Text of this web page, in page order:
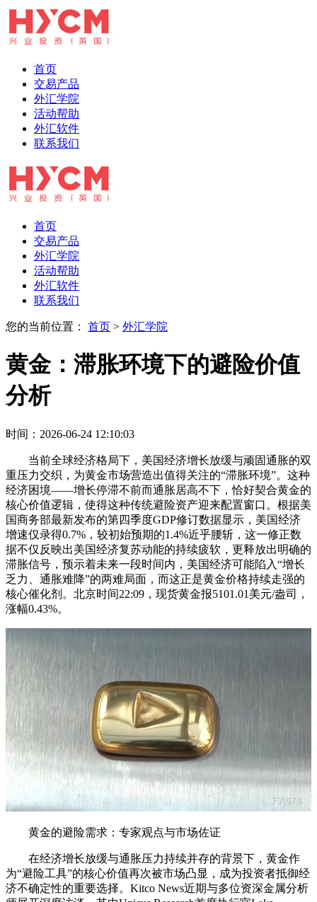
首页
交易产品
外汇学院
活动帮助
外汇软件
联系我们
首页
交易产品
外汇学院
活动帮助
外汇软件
联系我们
您的当前位置： 首页 > 外汇学院
黄金：滞胀环境下的避险价值
分析
时间：2026-06-24 12:10:03
当前全球经济格局下，美国经济增长放缓与顽固通胀的双
重压力交织，为黄金市场营造出值得关注的“滞胀环境”。这种
经济困境——增长停滞不前而通胀居高不下，恰好契合黄金的
核心价值逻辑，使得这种传统避险资产迎来配置窗口。根据美
国商务部最新发布的第四季度GDP修订数据显示，美国经济
增速仅录得0.7%，较初始预期的1.4%近乎腰斩，这一修正数
据不仅反映出美国经济复苏动能的持续疲软，更释放出明确的
滞胀信号，预示着未来一段时间内，美国经济可能陷入“增长
乏力、通胀难降”的两难局面，而这正是黄金价格持续走强的
核心催化剂。北京时间22:09，现货黄金报5101.01美元/盎司，
涨幅0.43%。
黄金的避险需求：专家观点与市场佐证
在经济增长放缓与通胀压力持续并存的背景下，黄金作
为“避险工具”的核心价值再次被市场凸显，成为投资者抵御经
济不确定性的重要选择。Kitco News近期与多位资深金属分析